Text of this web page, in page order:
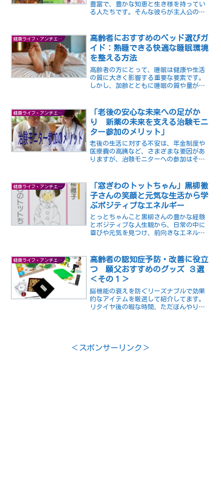
豊富で、豊かな知恵と生き様を持ってい
る人たちです。そんな彼らが主人公の物
んなシニアやシルバー世代から元気をも
らえる物語や小説を5冊ご紹介します。
健康ライフ・アンチエイジング
高齢者におすすめのベッド選びガ
イド：熟睡できる快適な睡眠環境
を整える方法
高齢者の方にとって、睡眠は健康や生活
の質に大きく影響する重要な要素です。
しかし、加齢とともに睡眠の質や量が低
おすすめのベッド選びのポイントや、熟
睡できる快適な睡眠環境を整える方法を
ご紹介します。
健康ライフ・アンチエイジング
「老後の安心な未来への足がか
り 新薬の未来を支える治験モニ
ター参加のメリット」
老後の生活に対する不安は、年金制度や
医療費の高騰など、さまざまな要因があ
りますが、治験モニターへの参加はその
健康ライフ・アンチエイジング
「窓ぎわのトットちゃん」黒柳徹
子さんの笑顔と元気な生活から学
ぶポジティブなエネルギー
とっとちゃんこと黒柳さんの豊かな経験
とポジティブな人生観から、日常の中に
喜びや元気を見つけ、前向きなエネルギ
見し、より充実した日々を過ごすための
ヒントを得ましょう。
健康ライフ・アンチエイジング
高齢者の認知症予防・改善に役立
つ 願父おすすめのグッズ ３選
＜その１＞
脳機能の衰えを防ぐリーズナブルで効果
的なアイテムを厳選して紹介してます。
リタイヤ後の暇な時間、ただぼんやり過
＜スポンサーリンク＞